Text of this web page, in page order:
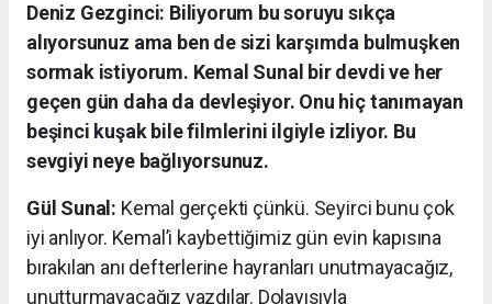
Deniz Gezginci: Biliyorum bu soruyu sıkça
alıyorsunuz ama ben de sizi karşımda bulmuşken
sormak istiyorum. Kemal Sunal bir devdi ve her
geçen gün daha da devleşiyor. Onu hiç tanımayan
beşinci kuşak bile filmlerini ilgiyle izliyor. Bu
sevgiyi neye bağlıyorsunuz.
Gül Sunal: Kemal gerçekti çünkü. Seyirci bunu çok
iyi anlıyor. Kemal’i kaybettiğimiz gün evin kapısına
bırakılan anı defterlerine hayranları unutmayacağız,
unutturmayacağız yazdılar. Dolayısıyla